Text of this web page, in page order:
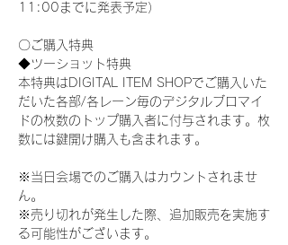
11:00までに発表予定）
〇ご購入特典
◆ツーショット特典
本特典はDIGITAL ITEM SHOPでご購入いた
だいた各部/各レーン毎のデジタルブロマイ
ドの枚数のトップ購入者に付与されます。枚
数には鍵開け購入も含まれます。
※当日会場でのご購入はカウントされませ
ん。
※売り切れが発生した際、追加販売を実施す
る可能性がございます。